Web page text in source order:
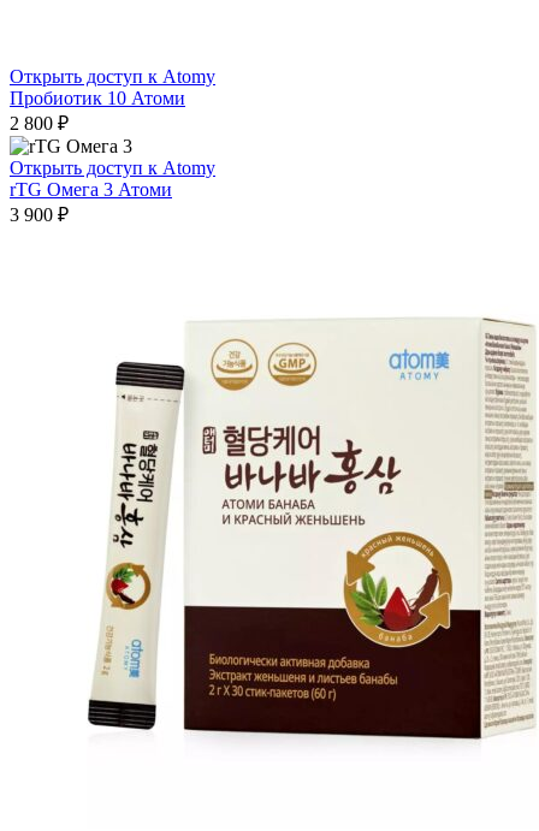
Открыть доступ к Atomy
Пробиотик 10 Атоми
2 800 ₽
Открыть доступ к Atomy
rTG Омега 3 Атоми
3 900 ₽